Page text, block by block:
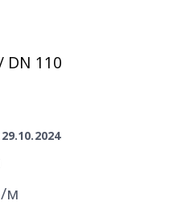
DN 110
/м